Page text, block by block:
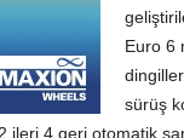
Euro 6
sürüş
ileri 4 geri otomatik